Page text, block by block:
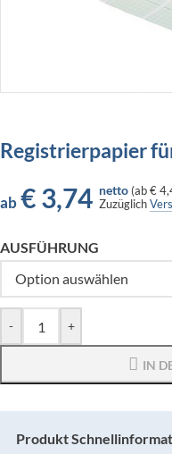
Registrierpapier
ab €3,74 netto (ab€
Zuzüglich
AUSFÜHRUNG
- +
IN
Produkt